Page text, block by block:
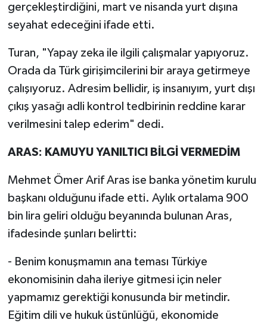
gerçekleştirdiğini, mart ve nisanda yurt dışına
seyahat edeceğini ifade etti.
Turan, "Yapay zeka ile ilgili çalışmalar yapıyoruz.
Orada da Türk girişimcilerini bir araya getirmeye
çalışıyoruz. Adresim bellidir, iş insanıyım, yurt dışı
çıkış yasağı adli kontrol tedbirinin reddine karar
verilmesini talep ederim" dedi.
ARAS: KAMUYU YANILTICI BİLGİ VERMEDİM
Mehmet Ömer Arif Aras ise banka yönetim kurulu
başkanı olduğunu ifade etti. Aylık ortalama 900
bin lira geliri olduğu beyanında bulunan Aras,
ifadesinde şunları belirtti:
- Benim konuşmamın ana teması Türkiye
ekonomisinin daha ileriye gitmesi için neler
yapmamız gerektiği konusunda bir metindir.
Eğitim dili ve hukuk üstünlüğü, ekonomide